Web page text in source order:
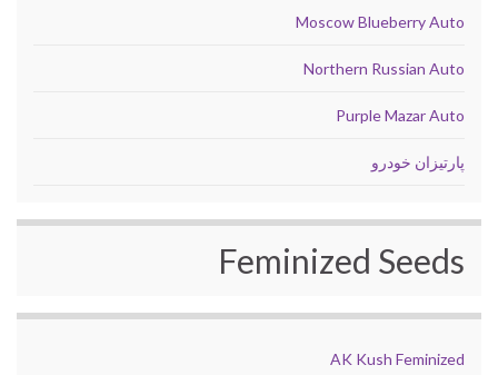
Moscow Blueberry Auto
Northern Russian Auto
Purple Mazar Auto
پارتیزان خودرو
Feminized Seeds
AK Kush Feminized